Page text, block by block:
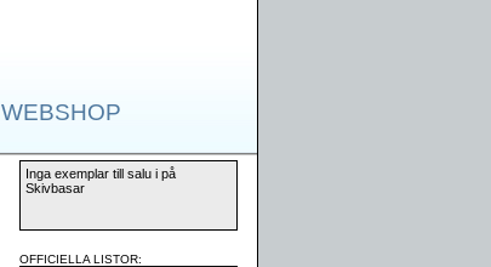
WEBSHOP
Inga exemplar till salu i på
Skivbasar
OFFICIELLA LISTOR: